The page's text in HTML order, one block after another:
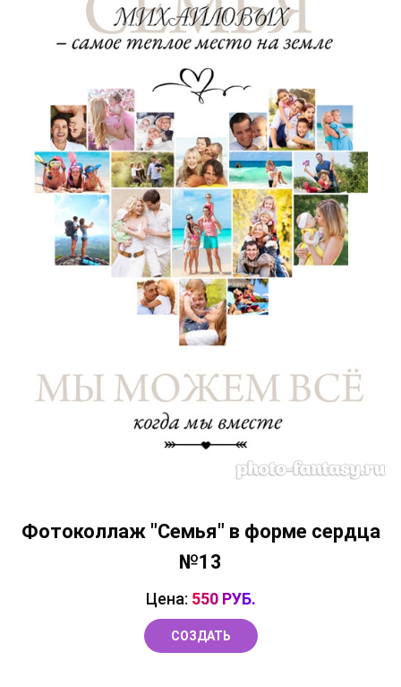
Фотоколлаж "Семья" в форме сердца
№13
Цена: 550 РУБ.
СОЗДАТЬ